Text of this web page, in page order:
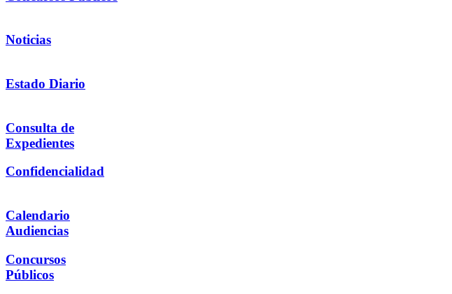
Noticias
Estado Diario
Consulta de
Expedientes
Confidencialidad
Calendario
Audiencias
Concursos
Públicos